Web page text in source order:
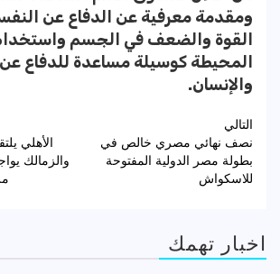
ومقدمة معرفية عن الدفاع عن
القوة والضعف في الجسم واستخدام
المحيطة كوسيلة مساعدة للدفاع
والإنسان.
تصفّح
المقالات
الأهلي
والزمالك
التالي
نصف نهائي مصري خالص في
بطولة مصر الدولية المفتوحة
للاسكواش
اخبار تهمك